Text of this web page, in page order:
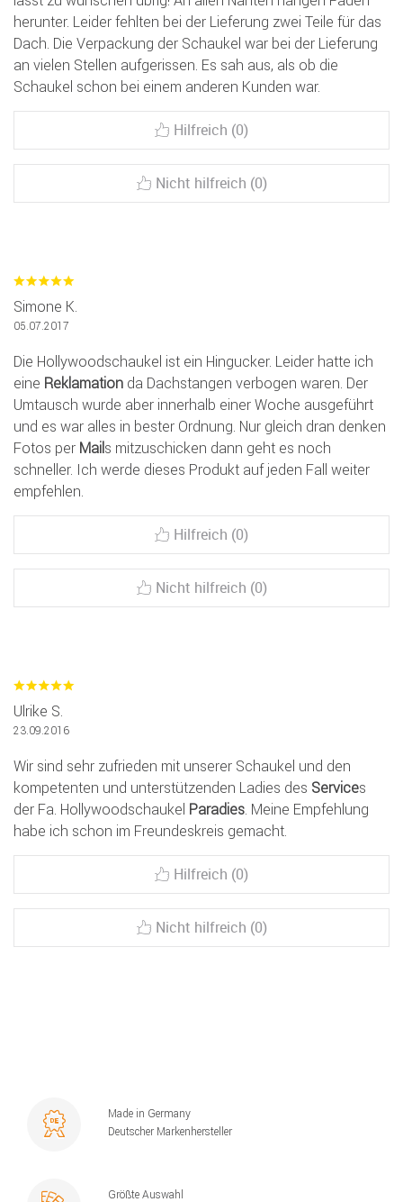
herunter. Leider fehlten bei der Lieferung zwei Teile für das
Dach. Die Verpackung der Schaukel war bei der Lieferung
an vielen Stellen aufgerissen. Es sah aus, als ob die
Schaukel schon bei einem anderen Kunden war.
Hilfreich (0)
Nicht hilfreich (0)
Simone K.
05.07.2017
Die Hollywoodschaukel ist ein Hingucker. Leider hatte ich
eine Reklamation da Dachstangen verbogen waren. Der
Umtausch wurde aber innerhalb einer Woche ausgeführt
und es war alles in bester Ordnung. Nur gleich dran denken
Fotos per Mail s mitzuschicken dann geht es noch
schneller. Ich werde dieses Produkt auf jeden Fall weiter
empfehlen.
Hilfreich (0)
Nicht hilfreich (0)
Ulrike S.
23.09.2016
Wir sind sehr zufrieden mit unserer Schaukel und den
kompetenten und unterstützenden Ladies des Services
der Fa. Hollywoodschaukel Paradies. Meine Empfehlung
habe ich schon im Freundeskreis gemacht.
Hilfreich (0)
Nicht hilfreich (0)
Made in Germany
Deutscher Markenhersteller
Größte Auswahl